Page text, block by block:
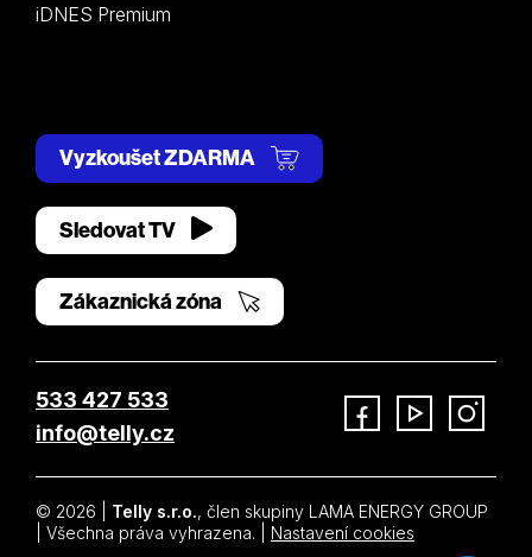
iDNES Premium
Vyzkoušet ZDARMA
Sledovat TV
Zákaznická zóna
533 427 533
info@telly.cz
© 2026 | Telly s.r.o., člen skupiny LAMA ENERGY GROUP
| Všechna práva vyhrazena. | Nastavení cookies